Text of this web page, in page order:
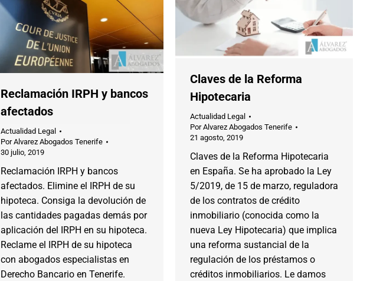
Claves de la Reforma
Hipotecaria
Actualidad Legal
PorAlvarez Abogados Tenerife
21 agosto, 2019
Claves de la Reforma Hipotecaria
en España. Se ha aprobado la Ley
5/2019, de 15 de marzo, reguladora
de los contratos de crédito
inmobiliario (conocida como la
nueva Ley Hipotecaria) que implica
una reforma sustancial de la
regulación de los préstamos o
créditos inmobiliarios. Le damos
Reclamación IRPH y bancos
afectados
Actualidad Legal
PorAlvarez Abogados Tenerife
30 julio, 2019
Reclamación IRPH y bancos
afectados. Elimine el IRPH de su
hipoteca. Consiga la devolución de
las cantidades pagadas demás por
aplicación del IRPH en su hipoteca.
Reclame el IRPH de su hipoteca
con abogados especialistas en
Derecho Bancario en Tenerife.